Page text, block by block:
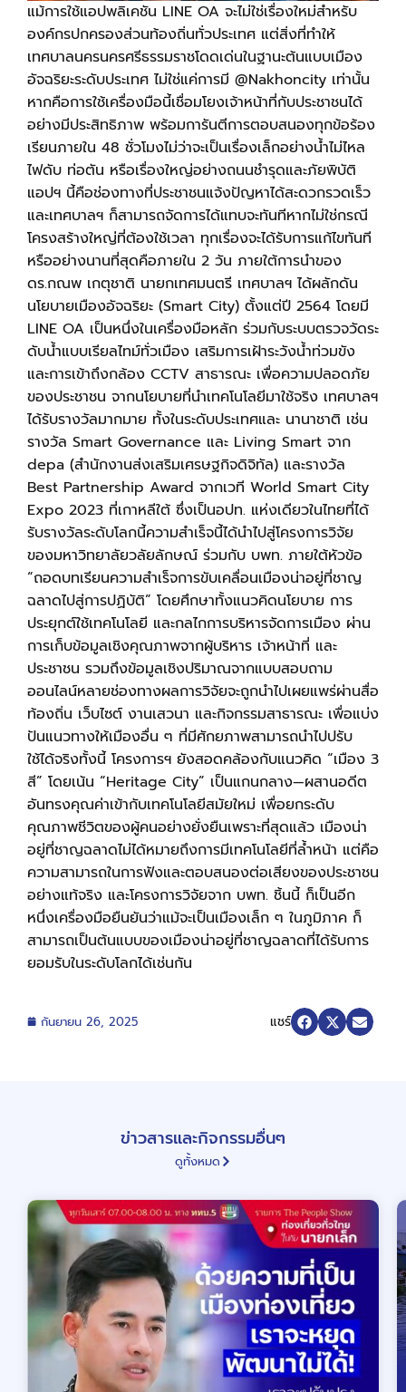
แม้การใช้แอปพลิเคชัน LINE OA จะไม่ใช่เรื่องใหม่สําหรับ
องค์กรปกครองส่วนท้องถิ่นทั่วประเทศ แต่สิ่งที่ทําให้
เทศบาลนครนครศรีธรรมราชโดดเด่นในฐานะต้นแบบเมือง
อัจฉริยะระดับประเทศ ไม่ใช่แค่การมี @Nakhoncity เท่านั้น
หากคือการใช้เครื่องมือนี้เชื่อมโยงเจ้าหน้าที่กับประชาชนได้
อย่างมีประสิทธิภาพ พร้อมการันตีการตอบสนองทุกข้อร้อง
เรียนภายใน 48 ชั่วโมงไม่ว่าจะเป็นเรื่องเล็กอย่างนํ้าไม่ไหล
ไฟดับ ท่อตัน หรือเรื่องใหญ่อย่างถนนชํารุดและภัยพิบัติ
แอปฯ นี้คือช่องทางที่ประชาชนแจ้งปัญหาได้สะดวกรวดเร็ว
และเทศบาลฯ ก็สามารถจัดการได้แทบจะทันทีหากไม่ใช่กรณี
โครงสร้างใหญ่ที่ต้องใช้เวลา ทุกเรื่องจะได้รับการแก้ไขทันที
หรืออย่างนานที่สุดคือภายใน 2 วัน ภายใต้การนําของ
ดร.กณพ เกตุชาติ นายกเทศมนตรี เทศบาลฯ ได้ผลักดัน
นโยบายเมืองอัจฉริยะ (Smart City) ตั้งแต่ปี 2564 โดยมี
LINE OA เป็นหนึ่งในเครื่องมือหลัก ร่วมกับระบบตรวจวัดระ
ดับนํ้าแบบเรียลไทม์ทั่วเมือง เสริมการเฝ้าระวังนํ้าท่วมขัง
และการเข้าถึงกล้อง CCTV สาธารณะ เพื่อความปลอดภัย
ของประชาชน จากนโยบายที่นําเทคโนโลยีมาใช้จริง เทศบาลฯ
ได้รับรางวัลมากมาย ทั้งในระดับประเทศและ นานาชาติ เช่น
รางวัล Smart Governance และ Living Smart จาก
depa (สํานักงานส่งเสริมเศรษฐกิจดิจิทัล) และรางวัล
Best Partnership Award จากเวที World Smart City
Expo 2023 ที่เกาหลีใต้ ซึ่งเป็นอปท. แห่งเดียวในไทยที่ได้
รับรางวัลระดับโลกนี้ความสําเร็จนี้ได้นําไปสู่โครงการวิจัย
ของมหาวิทยาลัยวลัยลักษณ์ ร่วมกับ บพท. ภายใต้หัวข้อ
“ถอดบทเรียนความสําเร็จการขับเคลื่อนเมืองน่าอยู่ที่ชาญ
ฉลาดไปสู่การปฏิบัติ” โดยศึกษาทั้งแนวคิดนโยบาย การ
ประยุกต์ใช้เทคโนโลยี และกลไกการบริหารจัดการเมือง ผ่าน
การเก็บข้อมูลเชิงคุณภาพจากผู้บริหาร เจ้าหน้าที่ และ
ประชาชน รวมถึงข้อมูลเชิงปริมาณจากแบบสอบถาม
ออนไลน์หลายช่องทางผลการวิจัยจะถูกนําไปเผยแพร่ผ่านสื่อ
ท้องถิ่น เว็บไซต์ งานเสวนา และกิจกรรมสาธารณะ เพื่อแบ่ง
ปันแนวทางให้เมืองอื่น ๆ ที่มีศักยภาพสามารถนําไปปรับ
ใช้ได้จริงทั้งนี้ โครงการฯ ยังสอดคล้องกับแนวคิด “เมือง 3
สี” โดยเน้น “Heritage City” เป็นแกนกลาง—ผสานอดีต
อันทรงคุณค่าเข้ากับเทคโนโลยีสมัยใหม่ เพื่อยกระดับ
คุณภาพชีวิตของผู้คนอย่างยั่งยืนเพราะที่สุดแล้ว เมืองน่า
อยู่ที่ชาญฉลาดไม่ได้หมายถึงการมีเทคโนโลยีที่ลํ้าหน้า แต่คือ
ความสามารถในการฟังและตอบสนองต่อเสียงของประชาชน
อย่างแท้จริง และโครงการวิจัยจาก บพท. ชิ้นนี้ ก็เป็นอีก
หนึ่งเครื่องมือยืนยันว่าแม้จะเป็นเมืองเล็ก ๆ ในภูมิภาค ก็
สามารถเป็นต้นแบบของเมืองน่าอยู่ที่ชาญฉลาดที่ได้รับการ
ยอมรับในระดับโลกได้เช่นกัน
กันยายน 26, 2025 แชร์
ข่าวสารและกิจกรรมอื่นๆ
ดูทั้งหมด